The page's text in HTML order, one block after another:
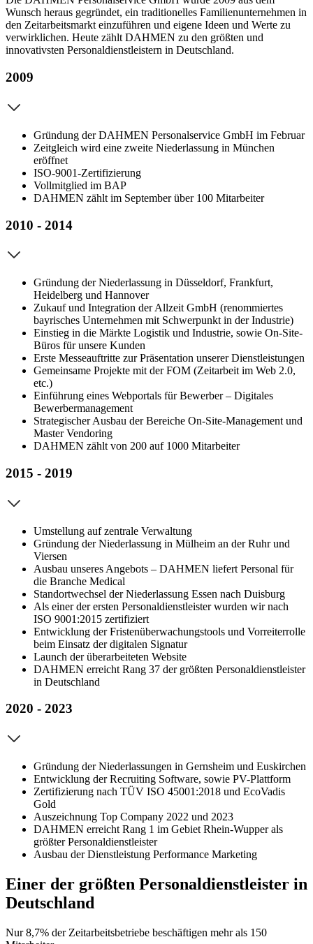
Wunsch heraus gegründet, ein traditionelles Familienunternehmen in
den Zeitarbeitsmarkt einzuführen und eigene Ideen und Werte zu
verwirklichen. Heute zählt DAHMEN zu den größten und
innovativsten Personaldienstleistern in Deutschland.
2009
Gründung der DAHMEN Personalservice GmbH im Februar
Zeitgleich wird eine zweite Niederlassung in München
eröffnet
ISO-9001-Zertifizierung
Vollmitglied im BAP
DAHMEN zählt im September über 100 Mitarbeiter
2010 - 2014
Gründung der Niederlassung in Düsseldorf, Frankfurt,
Heidelberg und Hannover
Zukauf und Integration der Allzeit GmbH (renommiertes
bayrisches Unternehmen mit Schwerpunkt in der Industrie)
Einstieg in die Märkte Logistik und Industrie, sowie On-Site-
Büros für unsere Kunden
Erste Messeauftritte zur Präsentation unserer Dienstleistungen
Gemeinsame Projekte mit der FOM (Zeitarbeit im Web 2.0,
etc.)
Einführung eines Webportals für Bewerber – Digitales
Bewerbermanagement
Strategischer Ausbau der Bereiche On-Site-Management und
Master Vendoring
DAHMEN zählt von 200 auf 1000 Mitarbeiter
2015 - 2019
Umstellung auf zentrale Verwaltung
Gründung der Niederlassung in Mülheim an der Ruhr und
Viersen
Ausbau unseres Angebots – DAHMEN liefert Personal für
die Branche Medical
Standortwechsel der Niederlassung Essen nach Duisburg
Als einer der ersten Personaldienstleister wurden wir nach
ISO 9001:2015 zertifiziert
Entwicklung der Fristenüberwachungstools und Vorreiterrolle
beim Einsatz der digitalen Signatur
Launch der überarbeiteten Website
DAHMEN erreicht Rang 37 der größten Personaldienstleister
in Deutschland
2020 - 2023
Gründung der Niederlassungen in Gernsheim und Euskirchen
Entwicklung der Recruiting Software, sowie PV-Plattform
Zertifizierung nach TÜV ISO 45001:2018 und EcoVadis
Gold
Auszeichnung Top Company 2022 und 2023
DAHMEN erreicht Rang 1 im Gebiet Rhein-Wupper als
größter Personaldienstleister
Ausbau der Dienstleistung Performance Marketing
Einer der größten Personaldienstleister in
Deutschland
Nur 8,7% der Zeitarbeitsbetriebe beschäftigen mehr als 150